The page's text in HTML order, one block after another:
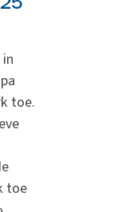
toe.
toe